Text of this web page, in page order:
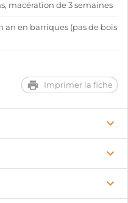
macération de 3 semaines
an en barriques (pas de bois
Imprimer la fiche